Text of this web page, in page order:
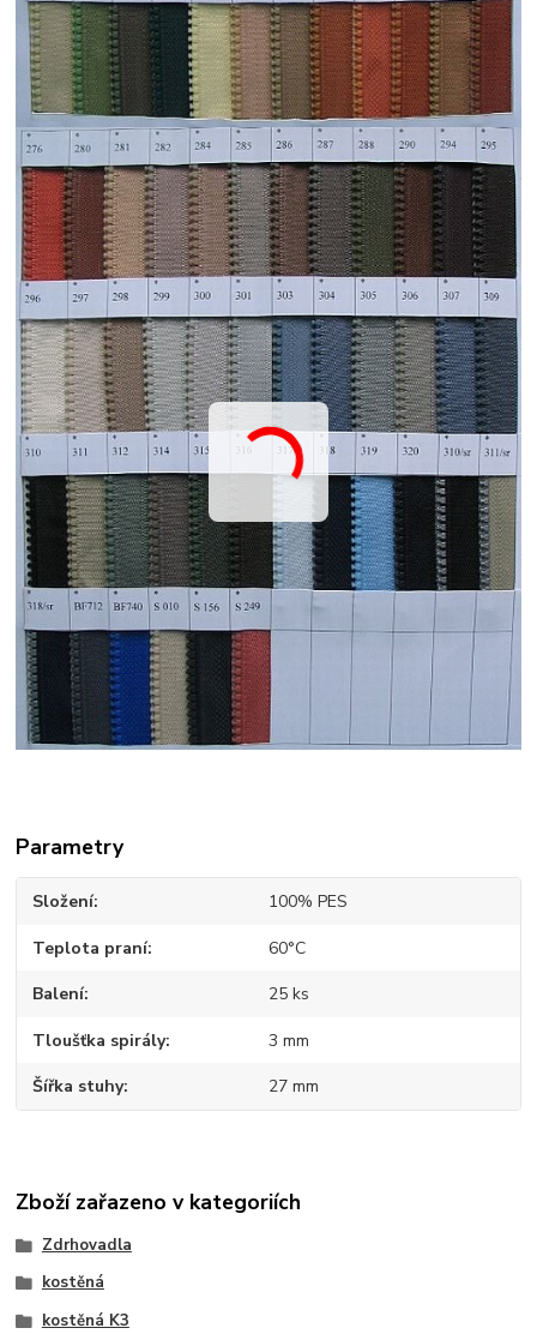
Parametry
Složení 100% PES
Teplota praní 60°C
Balení 25 ks
Tloušťka spirály 3 mm
Šířka stuhy 27 mm
Zboží zařazeno v kategoriích
Zdrhovadla
kostěná
kostěná K3